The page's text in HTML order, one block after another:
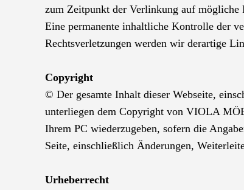
zum Zeitpunkt der Verlinkung auf mögliche
Eine permanente inhaltliche Kontrolle der
Rechtsverletzungen werden wir derartige
Copyright
© Der gesamte Inhalt dieser Webseite,
unterliegen dem Copyright von VIOLA
Ihrem PC wiederzugeben, sofern die
Seite, einschließlich Änderungen,
Urheberrecht